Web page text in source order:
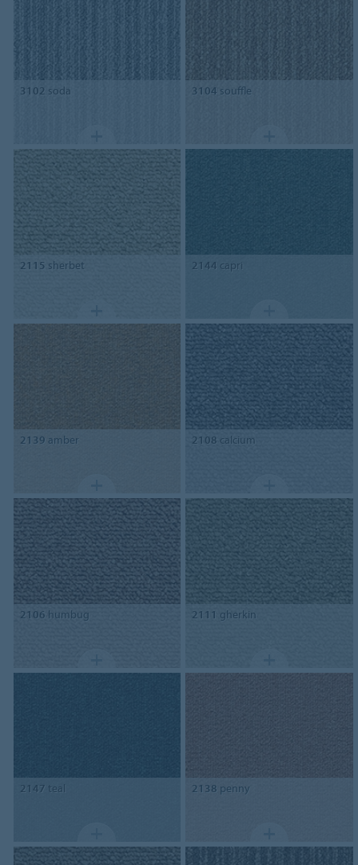
3102 soda 3104 souffle
2115 sherbet 2144 capri
2139 amber 2108 calcium
2106 humbug 2111 gherkin
2147 teal 2138 penny